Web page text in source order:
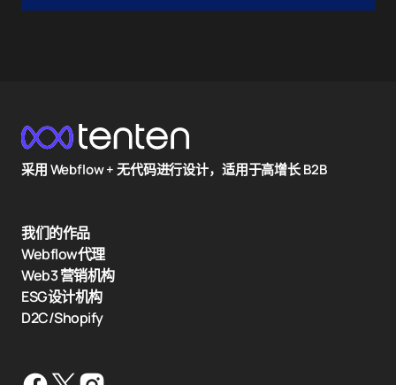
采用 Webflow + 无代码进行设计，适用于高增长 B2B
我们的作品
Webflow代理
Web3 营销机构
ESG设计机构
D2C/Shopify